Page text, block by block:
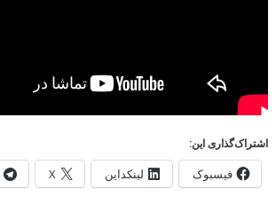
اشتراک‌گذاری این:
فیسبوک لینکداین X